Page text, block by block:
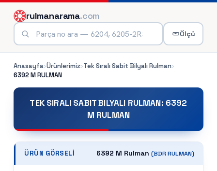
rulmanarama.com
Ölçü
Anasayfa›Ürünlerimiz›Tek Sıralı Sabit Bilyalı Rulman›
6392 MRULMAN
TEK SIRALI SABIT BILYALI RULMAN: 6392
M RULMAN
ÜRÜN GÖRSELI 6392 M Rulman (BDRRULMAN)